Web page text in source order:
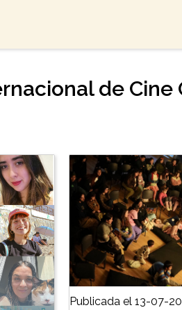
de Cine
Publicada el 13-07-